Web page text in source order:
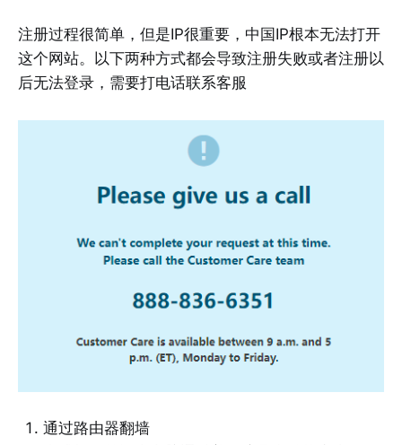
注册过程很简单，但是IP很重要，中国IP根本无法打开
这个网站。以下两种方式都会导致注册失败或者注册以
后无法登录，需要打电话联系客服
通过路由器翻墙